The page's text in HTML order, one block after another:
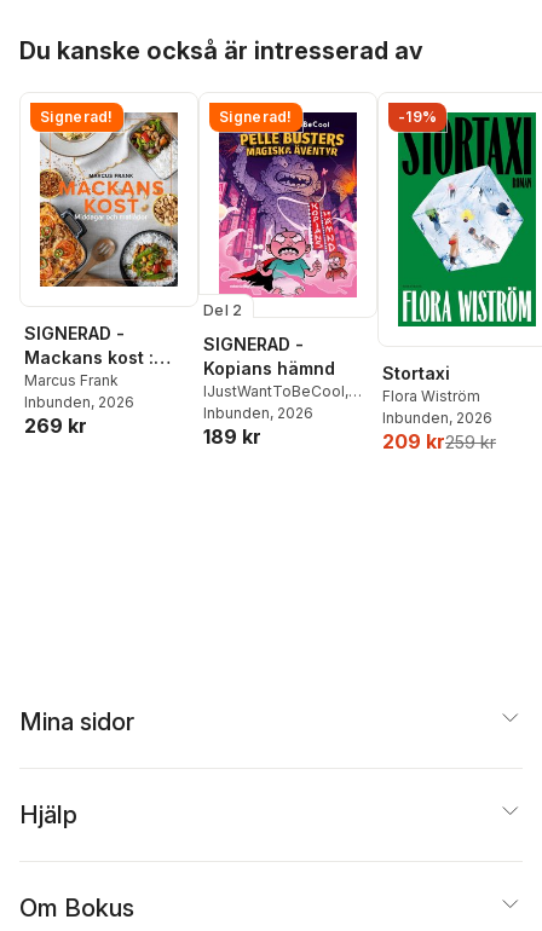
Du kanske också är intresserad av
Signerad!
SIGNERAD -
Mackans kost :
Middagar och
matlådor
Marcus Frank
Inbunden, 2026
269 kr
Signerad!
Del 2
SIGNERAD -
Kopians hämnd
IJustWantToBeCool,
Joel Adolphson
Ejdemo Beer
Inbunden, 2026
189 kr
-19%
Stortaxi
Flora Wiström
Inbunden, 2026
209 kr259 kr
Mina sidor
Hjälp
Om Bokus